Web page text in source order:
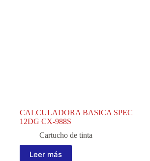
CALCULADORA BASICA SPEC
12DG CX-988S
Cartucho de tinta
Leer más